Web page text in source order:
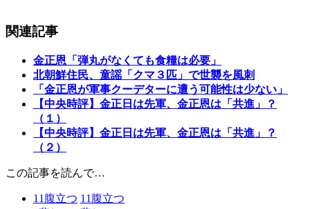
関連記事
金正恩「弾丸がなくても食糧は必要」
北朝鮮住民、童謡「クマ３匹」で世襲を風刺
「金正恩が軍事クーデターに遭う可能性は少ない」
【中央時評】金正日は先軍、金正恩は「共進」？
（１）
【中央時評】金正日は先軍、金正恩は「共進」？
（２）
この記事を読んで…
11 腹立つ 11 腹立つ